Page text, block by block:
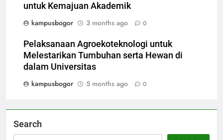
untuk Kemajuan Akademik
kampusbogor
3 months ago 0
Pelaksanaan Agroekoteknologi untuk
Melestarikan Tumbuhan serta Hewan di
dalam Universitas
kampusbogor
5 months ago 0
Search